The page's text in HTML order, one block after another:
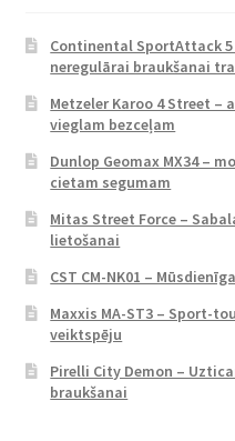
Continental SportAttack
neregulārai braukšanai
Metzeler Karoo 4 Street
vieglam bezceļam
Dunlop Geomax MX34 –
cietam segumam
Mitas Street Force –
lietošanai
CST CM-NK01 –
Maxxis MA-ST3 – Sport-
veiktspēju
Pirelli City Demon –
braukšanai